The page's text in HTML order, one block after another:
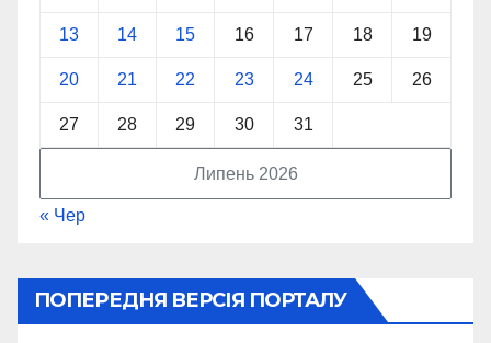
Липень 2026
13 14 15 16 17 18 19
20 21 22 23 24 25 26
27 28 29 30 31
« Чер
ПОПЕРЕДНЯ ВЕРСІЯ ПОРТАЛУ